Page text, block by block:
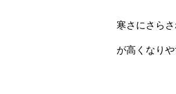
寒さにさら
が高くなり